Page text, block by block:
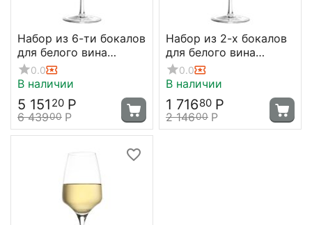
Набор из 6-ти бокалов
для белого вина
Experience 350 мл,
D80 мм, H214 мм,
0.0
В наличии
5 151 20 Р
6 43900 Р
Набор из 2-х бокалов
для белого вина
Experience, 350 мл,
D80 мм, H214 мм,
0.0
В наличии
1 71680 Р
2 14600 Р